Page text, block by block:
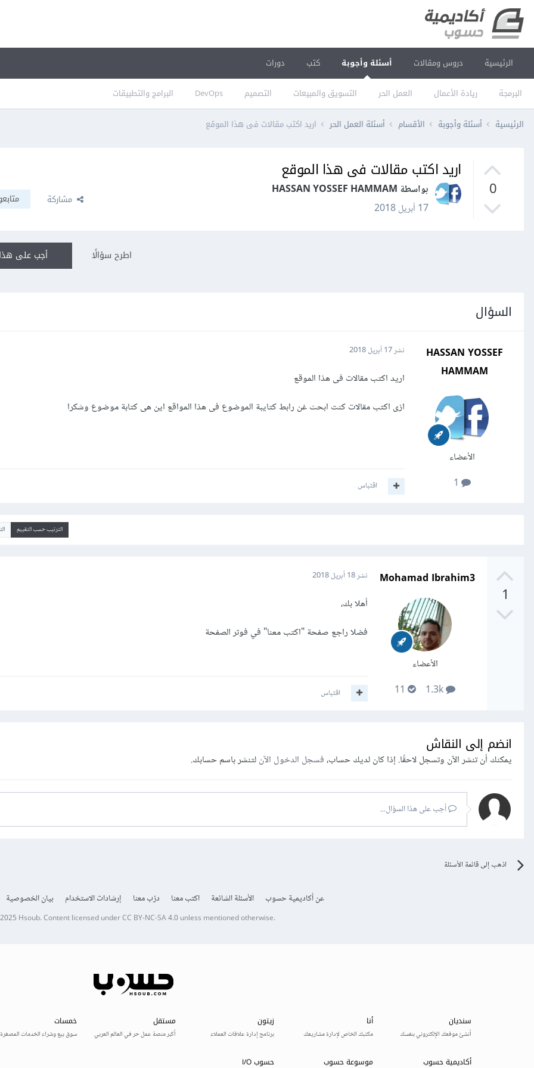
الرئيسية دروس ومقالات أسئلة وأجوبة
البرمجة ريادة الأعمال العمل الحر التسويق والمبيعات التصميم DevOps البرامج والتطبيقات
كتب دورات
الرئيسية أسئلة وأجوبة الأقسام أسئلة العمل الحر اريد اكتب مقالات فى هذا الموقع
0
اريد اكتب مقالات فى هذا الموقع
بواسطة HASSAN YOSSEF HAMMAM
17 أبريل 2018
مشاركة
أجب على اطرح سؤالًا
السؤال
HASSAN YOSSEF
HAMMAM
الأعضاء
نشر17 أبريل 2018
اريد اكتب مقالات فى هذا الموقع
ازى اكتب مقالات كنت ابحث غن رابط كتايبة الموضوع فى هذا المواقع اين هى كتابة موضوع وشكرا
اقتباس
الترتيب حسب التقييم
1
Mohamad Ibrahim3
الأعضاء
نشر18 أبريل 2018
أهلا بك،
فضلا راجع صفحة "اكتب معنا" في فوتر الصفحة
اقتباس
انضم إلى النقاش
يمكنك أن تنشر الآن وتسجل لاحقًا. إذا كان لديك حساب،فسجل الدخول الآنلتنشر باسم حسابك.
أجب على هذا السؤال...
اذهب إلى قائمة الأسئلة
عن أكاديمية حسوب الأسئلة الشائعة اكتب معنا درّب معنا إرشادات الاستخدام بيان الخصوصية
Hsoub.Content licensed underCC BY-NC-SA 4.0unless mentioned otherwise.